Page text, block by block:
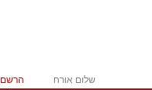
שלום אורח הרשם